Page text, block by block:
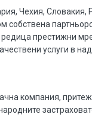
Чехия,
собствена
редица престижни
услуги в
компания,